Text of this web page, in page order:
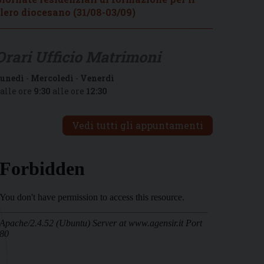
diocesano (31/08-03/09)
- Mercoledì - Venerdì
ore 9:30 alle ore 12:30
Vedi tutti gli appuntamenti